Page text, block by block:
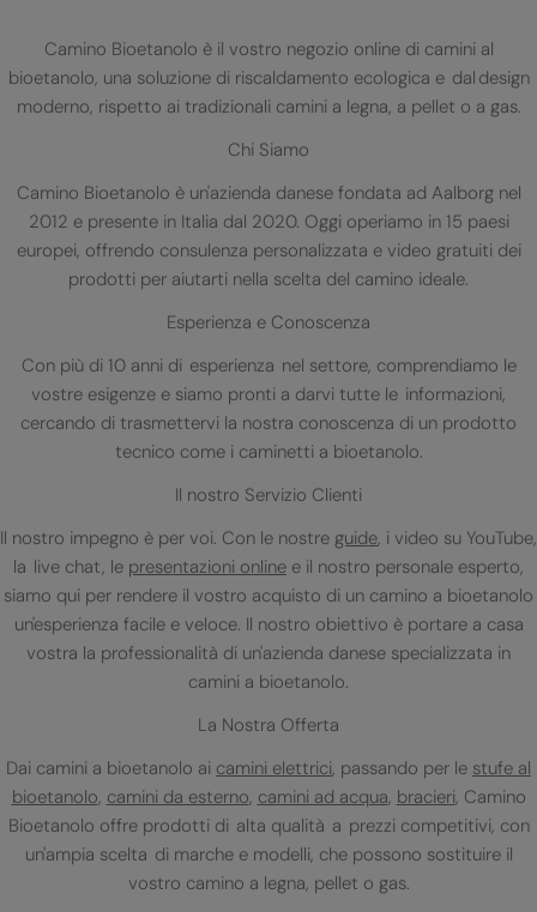
Camino Bioetanolo è il vostro negozio online di camini al
bioetanolo, una soluzione di riscaldamento ecologica e dal design
moderno, rispetto ai tradizionali camini a legna, a pellet o a gas.
Chi Siamo
Camino Bioetanolo è un'azienda danese fondata ad Aalborg nel
2012 e presente in Italia dal 2020. Oggi operiamo in 15 paesi
europei, offrendo consulenza personalizzata e video gratuiti dei
prodotti per aiutarti nella scelta del camino ideale.
Esperienza e Conoscenza
Con più di 10 anni di esperienza nel settore, comprendiamo le
vostre esigenze e siamo pronti a darvi tutte le informazioni,
cercando di trasmettervi la nostra conoscenza di un prodotto
tecnico come i caminetti a bioetanolo.
Il nostro Servizio Clienti
Il nostro impegno è per voi. Con le nostre guide, i video su YouTube,
la live chat, le presentazioni online e il nostro personale esperto,
siamo qui per rendere il vostro acquisto di un camino a bioetanolo
un'esperienza facile e veloce. Il nostro obiettivo è portare a casa
vostra la professionalità di un'azienda danese specializzata in
camini a bioetanolo.
La Nostra Offerta
Dai camini a bioetanolo ai camini elettrici, passando per le stufe al
bioetanolo, camini da esterno, camini ad acqua, bracieri, Camino
Bioetanolo offre prodotti di alta qualità a prezzi competitivi, con
un'ampia scelta di marche e modelli, che possono sostituire il
vostro camino a legna, pellet o gas.